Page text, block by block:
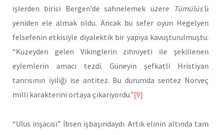
işlerden birisi Bergen’de sahnelemek üzere
Tümülüs’ü
yeniden ele almak oldu. Ancak bu sefer oyun Hegelyen
felsefenin etkisiyle diyalektik bir yapıya kavuşturulmuştu:
“Kuzeyden gelen Vikinglerin zihniyeti ile şekillenen
eylemlerin amacı tezdi. Güneyin şefkatli Hristiyan
tanrısının iyiliği ise antitez. Bu durumda sentez Norveç
milli karakterini ortaya çıkarıyordu.”[9]
“Ulus inşacısı” İbsen işbaşındaydı. Artık elinin altında tam